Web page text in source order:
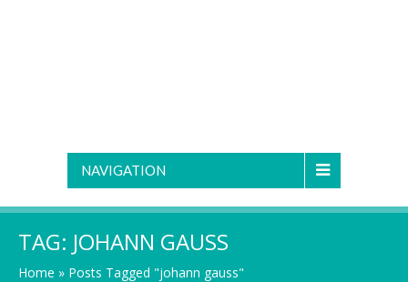
NAVIGATION
TAG: JOHANN GAUSS
Home » Posts Tagged "johann gauss"